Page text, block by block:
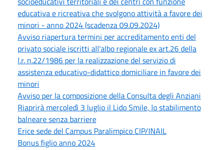
educativa e ricreativa che svolgono attività a favore dei
minori - anno 2024 (scadenza 09.09.2024)
Avviso riapertura termini per accreditamento enti del
privato sociale iscritti all'albo regionale ex art.26 della
l.r. n.22/1986 per la realizzazione del servizio di
assistenza educativo-didattico domiciliare in favore dei
minori
Avviso per la composizione della Consulta degli Anziani
Riaprirà mercoledì 3 luglio il Lido Smile, lo stabilimento
balneare senza barriere
Erice sede del Campus Paralimpico CIP/INAIL
Bonus figlio anno 2024